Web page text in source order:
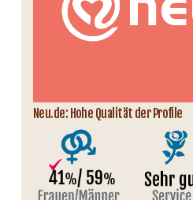
Neu.de: Hohe Qualität der Profile